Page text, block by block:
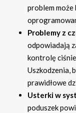
problem
Problemy z
odpowiadają
kontrolę
Uszkodzenia,
prawidłowe
Usterki w
poduszek